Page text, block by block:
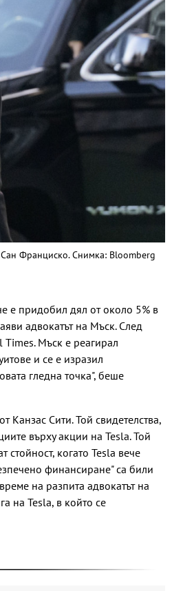
Франциско. Снимка: Bloomberg
е придобил дял от около 5% в
адвокатът на Мъск. След
Мъск е реагирал
и се е изразил
гледна точка", беше
Сити. Той свидетелства,
върху акции на Tesla. Той
когато Tesla вече
финансиране" са били
на разпита адвокатът на
на Tesla, в който се
Днес е
Международният ден
на бирата
Варна е сред
водещите области по
16"
ЕЦТП: „Туризмът за
шофьорски книжки“